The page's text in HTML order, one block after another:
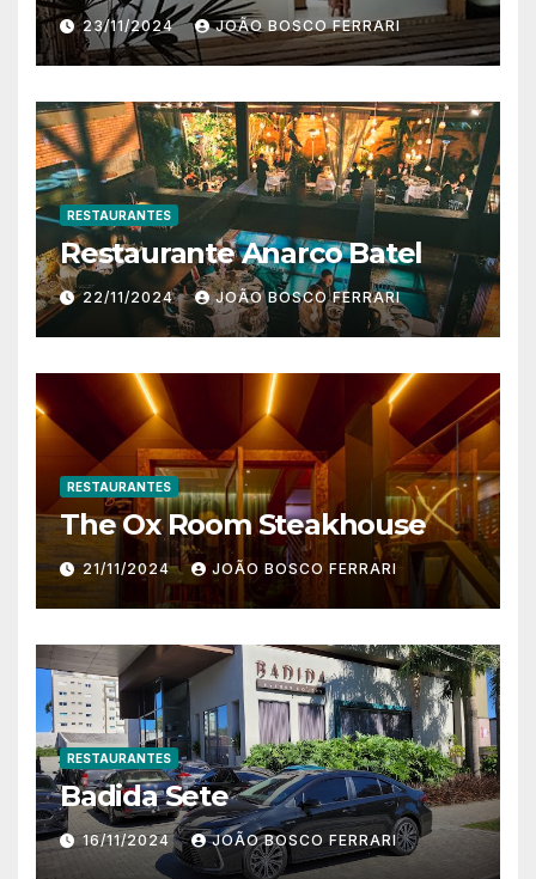
23/11/2024 JOÃO BOSCO FERRARI
RESTAURANTES
Restaurante Anarco Batel
22/11/2024 JOÃO BOSCO FERRARI
RESTAURANTES
The Ox Room Steakhouse
21/11/2024 JOÃO BOSCO FERRARI
RESTAURANTES
Badida Sete
16/11/2024 JOÃO BOSCO FERRARI